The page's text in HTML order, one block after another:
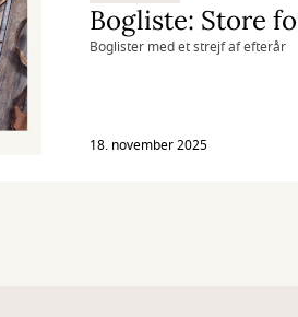
Bogliste: Store
Boglister med et strejf af efterår
18. november 2025